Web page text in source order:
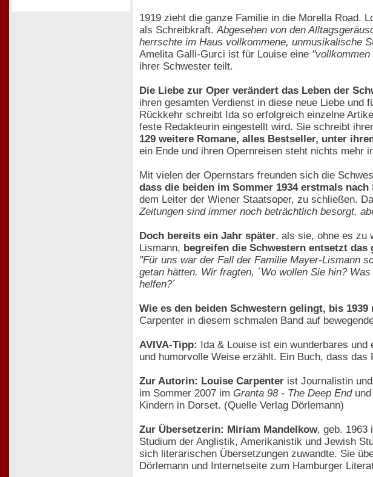
1919 zieht die ganze Familie in die Morella Road.
als Schreibkraft.Abgesehen von den
herrschte im Haus vollkommene, unmusikalische
Amelita Galli-Gurci ist für Louise eine
ihrer Schwester teilt.
Die Liebe zur Oper verändert das Leben der
ihren gesamten Verdienst in diese neue Liebe und
Rückkehr schreibt Ida so erfolgreich einzelne
feste Redakteurin eingestellt wird. Sie schreibt
129 weitere Romane, alles Bestseller, unter
ein Ende und ihren Opernreisen steht nichts mehr
Mit vielen der Opernstars freunden sich die
dass die beiden im Sommer 1934 erstmals
dem Leiter der Wiener Staatsoper, zu schließen.
Zeitungen sind immer noch beträchtlich besorgt,
Doch bereits ein Jahr später, als sie, ohne es zu
Lismann, begreifen die Schwestern entsetzt das
"Für uns war der Fall der Familie Mayer-Lismann
getan hätten. Wir fragten, ´Wo wollen Sie hin?
helfen?´
Wie es den beiden Schwestern gelingt, bis
Carpenter in diesem schmalen Band auf
AVIVA-Tipp: Ida & Louise ist ein wunderbares
und humorvolle Weise erzählt. Ein Buch, dass
Zur Autorin: Louise Carpenter ist Journalistin
im Sommer 2007 im Granta 98 - The Deep Endund
Kindern in Dorset. (Quelle Verlag Dörlemann)
Zur Übersetzerin: Miriam Mandelkow, geb. 1963
Studium der Anglistik, Amerikanistik und Jewish
sich literarischen Übersetzungen zuwandte. Sie
Dörlemann und Internetseite zum Hamburger